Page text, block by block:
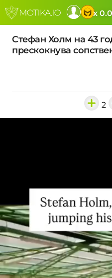
x
Стефан Холм на 43
прескокнува
2